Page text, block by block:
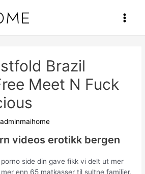
Main
Brazil
Meet N Fuck
adminmaihome
videos erotikk bergen
side din gave fikk vi delt ut mer
enn 65 matkasser til sultne familier.